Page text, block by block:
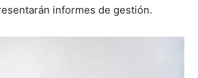
informes de gestión.